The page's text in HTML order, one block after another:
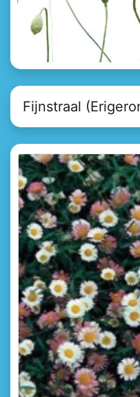
Fijnstraal